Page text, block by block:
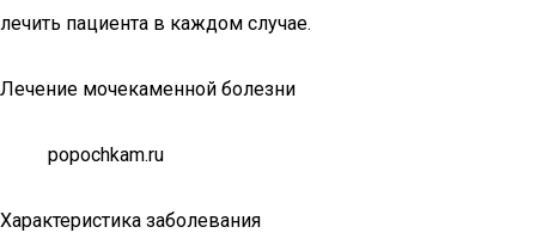
лечить пациента в каждом случае.
Лечение мочекаменной болезни
popochkam.ru
Характеристика заболевания